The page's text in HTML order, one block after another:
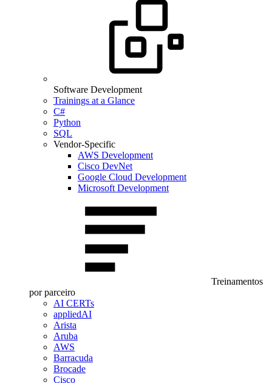
Software Development
Trainings at a Glance
C#
Python
SQL
Vendor-Specific
AWS Development
Cisco DevNet
Google Cloud Development
Microsoft Development
Treinamentos
por parceiro
AI CERTs
appliedAI
Arista
Aruba
AWS
Barracuda
Brocade
Cisco